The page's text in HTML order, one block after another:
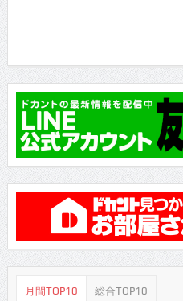
月間TOP10 総合TOP10